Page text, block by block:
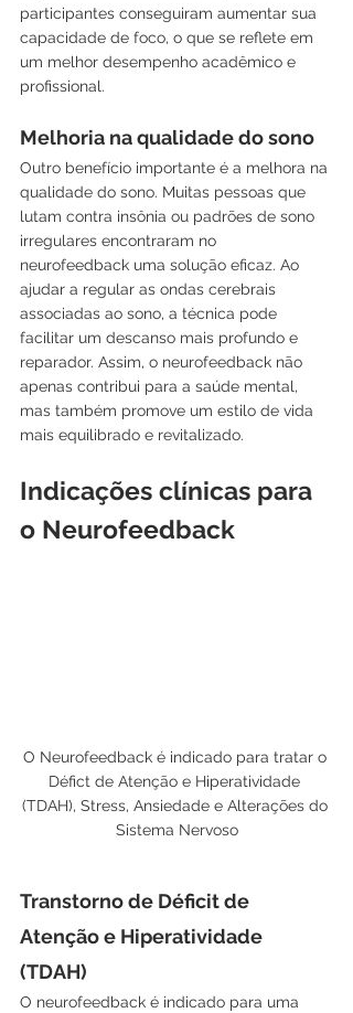
participantes conseguiram aumentar sua
capacidade de foco, o que se reflete em
um melhor desempenho acadêmico e
profissional.
Melhoria na qualidade do sono
Outro benefício importante é a melhora na
qualidade do sono. Muitas pessoas que
lutam contra insônia ou padrões de sono
irregulares encontraram no
neurofeedback uma solução eficaz. Ao
ajudar a regular as ondas cerebrais
associadas ao sono, a técnica pode
facilitar um descanso mais profundo e
reparador. Assim, o neurofeedback não
apenas contribui para a saúde mental,
mas também promove um estilo de vida
mais equilibrado e revitalizado.
Indicações clínicas para
o Neurofeedback
O Neurofeedback é indicado para tratar o
Défict de Atenção e Hiperatividade
(TDAH), Stress, Ansiedade e Alterações do
Sistema Nervoso
Transtorno de Déficit de
Atenção e Hiperatividade
(TDAH)
O neurofeedback é indicado para uma